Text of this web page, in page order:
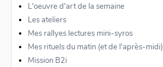
L'oeuvre d'art de la semaine
Les ateliers
Mes rallyes lectures mini-syros
Mes rituels du matin (et de l'après-midi)
Mission B2i